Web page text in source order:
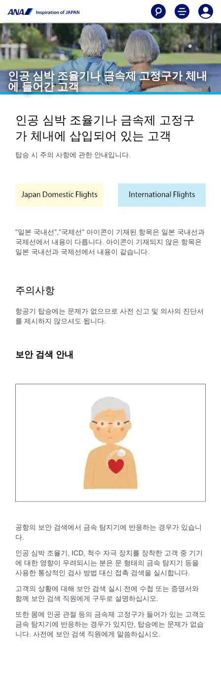
인공 심박 조율기나 금속제 고정구가 체내
에 들어간 고객
인공 심박 조율기나 금속제 고정구
가 체내에 삽입되어 있는 고객
탑승 시 주의 사항에 관한 안내입니다.
"일본 국내선","국제선" 아이콘이 기재된 항목은 일본 국내선과
국제선에서 내용이 다릅니다. 아이콘이 기재되지 않은 항목은
일본 국내선과 국제선에서 내용이 같습니다.
주의사항
항공기 탑승에는 문제가 없으므로 사전 신고 및 의사의 진단서
를 제시하지 않으셔도 됩니다.
보안 검색 안내
공항의 보안 검색에서 금속 탐지기에 반응하는 경우가 있습니
다.
인공 심박 조율기, ICD, 척수 자극 장치를 장착한 고객 중 기기
에 대한 영향이 우려되시는 분은 문 형태의 금속 탐지기 등을
사용한 통상적인 검사 방법 대신 접촉 검색을 실시합니다.
고객의 상황에 대해 보안 검색 실시 전에 수첩 또는 증명서와
함께 보안 검색 직원에게 구두로 설명하십시오.
또한 몸에 인공 관절 등의 금속제 고정구가 들어가 있는 고객도
금속 탐지기에 반응하는 경우가 있지만, 탑승에는 문제가 없습
니다. 사전에 보안 검색 직원에게 말씀하십시오.